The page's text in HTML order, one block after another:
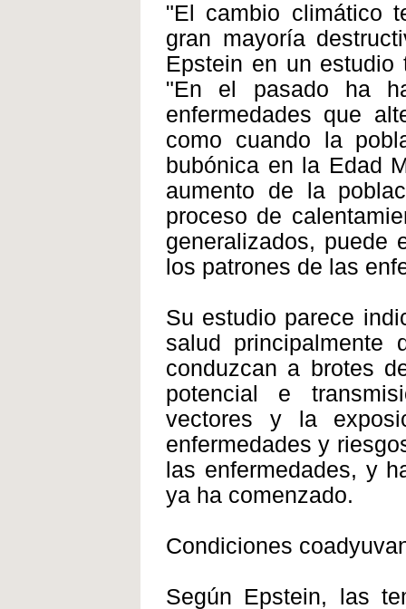
"El cambio climático
gran mayoría
Epstein en un estudio
"En el pasado ha
enfermedades que
como cuando la
bubónica en la Edad
aumento de la
proceso de
generalizados, puede
los patrones de las
Su estudio parece
salud principalmente
conduzcan a brotes
potencial e
vectores y la
enfermedades y
las enfermedades, y
ya ha comenzado.
Condiciones
Según Epstein, las